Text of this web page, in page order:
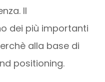
Il
dei più importanti
alla base di
positioning.